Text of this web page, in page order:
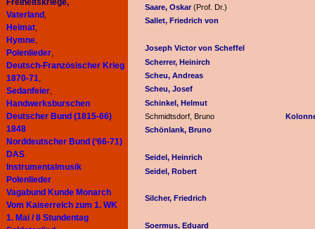
Saare, Oskar (Prof. Dr.)
Sallet, Friedrich von
Joseph Victor von Scheffel
Scherrer, Heinirch
Scheu, Andreas
Scheu, Josef
Schinkel, Helmut
Schmidtsdorf, Bruno
Schönlank, Bruno
Seidel, Heinrich
Seidel, Robert
Silcher, Friedrich
Soermus, Eduard
Freiheitskriege,
Vaterland ,
Heimat,
Hymne,
Polenlieder,
Deutsch-Französischer Krieg
1870-71,
Sedanfeier,
Handwerksburschen
Deutscher Bund (1815-66)
1848
Norddeutscher Bund (‘66-71)
DAS
Instrumentalmusik
Polenlieder
Vagabund Kunde Monarch
Vom Kaiserreich zum 1. WK
1. Mai / 8 Stundentag